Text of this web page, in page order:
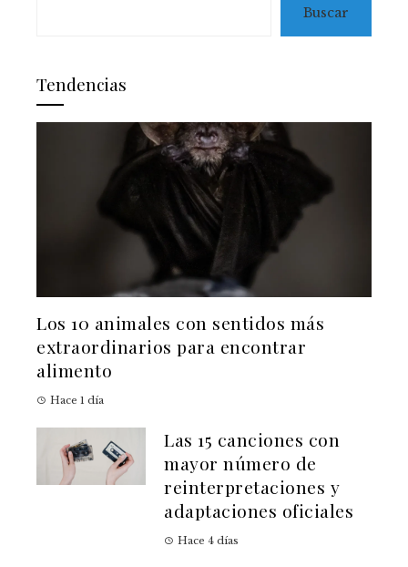
Buscar
Tendencias
Los 10 animales con sentidos más
extraordinarios para encontrar
alimento
Hace 1 día
Las 15 canciones con
mayor número de
reinterpretaciones y
adaptaciones oficiales
Hace 4 días